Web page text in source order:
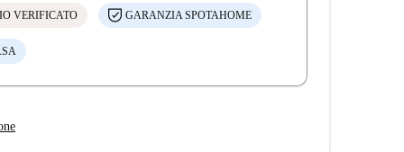
VERIFICATO GARANZIA SPOTAHOME